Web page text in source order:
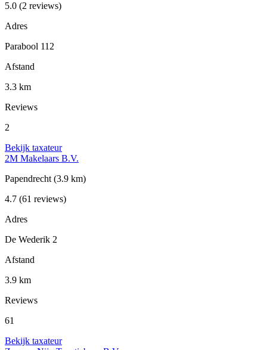
5.0 (2 reviews)
Adres
Parabool 112
Afstand
3.3 km
Reviews
2
Bekijk taxateur
2M Makelaars B.V.
Papendrecht (3.9 km)
4.7 (61 reviews)
Adres
De Wederik 2
Afstand
3.9 km
Reviews
61
Bekijk taxateur